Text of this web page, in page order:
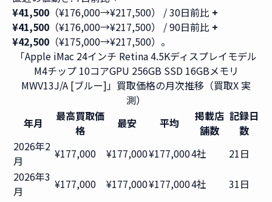
¥41,500 （¥176,000→¥217,500） / 30日前比 +
¥41,500 （¥176,000→¥217,500） / 90日前比 +
¥42,500 （¥175,000→¥217,500）。
「Apple iMac 24インチ Retina 4.5Kディスプレイモデル
M4チップ 10コアGPU 256GB SSD 16GBメモリ
MWV13J/A [ブルー]」買取価格の月次推移（買取X 実
測）
年月
最高買取価
格
最安 平均
掲載店
舗数
記録日
数
2026年2
月
¥177,000 ¥177,000¥177,0004社
21日
2026年3
月
¥177,000 ¥177,000¥177,0004社
31日